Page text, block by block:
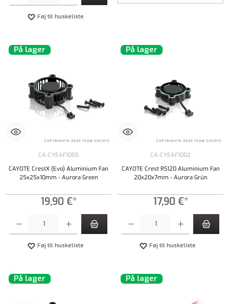
Føj til huskeliste
På lager
CA-CYEAF1005
CAYOTE CrestX (Evo) Aluminium Fan
25x25x10mm - Aurora Green
19,90 €*
Føj til huskeliste
På lager
CA-CYEAF1002
CAYOTE Crest RS120 Aluminium Fan
20x20x7mm - Aurora Grün
17,90 €*
Føj til huskeliste
På lager På lager